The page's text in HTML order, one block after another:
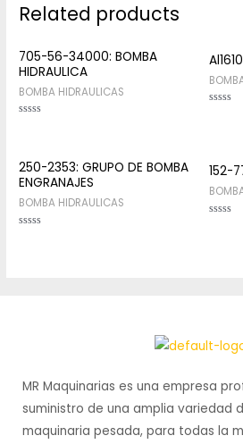
Related products
705-56-34000: BOMBA
HIDRAULICA
BOMBA HIDRAULICAS
5
250-2353: GRUPO DE BOMBA
ENGRANAJES
BOMBA HIDRAULICAS
152-
MR Maquinarias es una empresa
suministro de una amplia variedad
maquinaria pesada, para todas la